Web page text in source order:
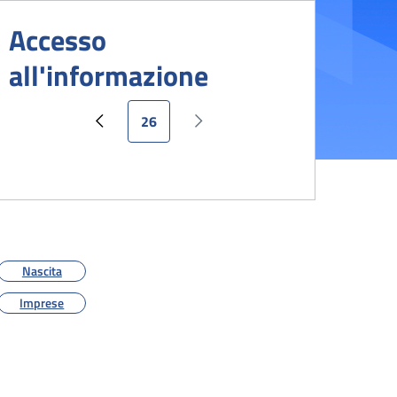
Accesso
all'informazione
Pagina precedente
Pagina attuale
26
Pagina successiva
Nascita
Imprese